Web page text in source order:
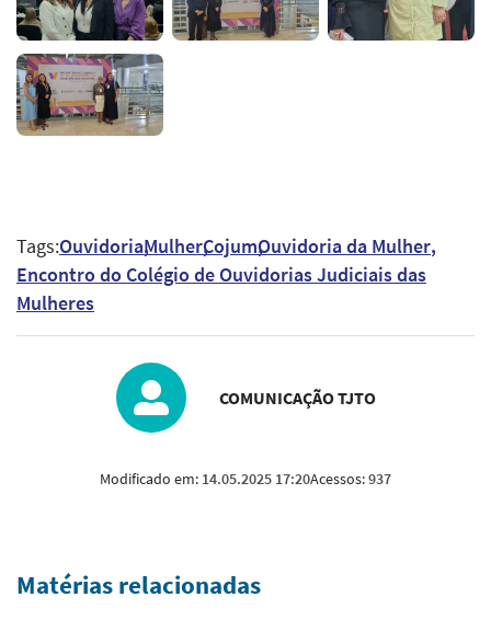
Tags:OuvidoriaMulherCojumOuvidoria da Mulher
Encontro do Colégio de Ouvidorias Judiciais das
Mulheres
COMUNICAÇÃO TJTO
Modificado em: 14.05.2025 17:20Acessos:937
Matérias relacionadas